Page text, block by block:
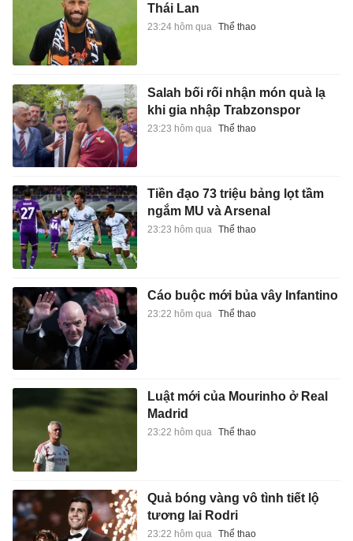
Thái Lan
23:24 hôm qua Thể thao
Salah bối rối nhận món quà lạ
khi gia nhập Trabzonspor
23:23 hôm qua Thể thao
Tiền đạo 73 triệu bảng lọt tầm
ngắm MU và Arsenal
23:23 hôm qua Thể thao
Cáo buộc mới bủa vây Infantino
23:22 hôm qua Thể thao
Luật mới của Mourinho ở Real
Madrid
23:22 hôm qua Thể thao
Quả bóng vàng vô tình tiết lộ
tương lai Rodri
23:22 hôm qua Thể thao